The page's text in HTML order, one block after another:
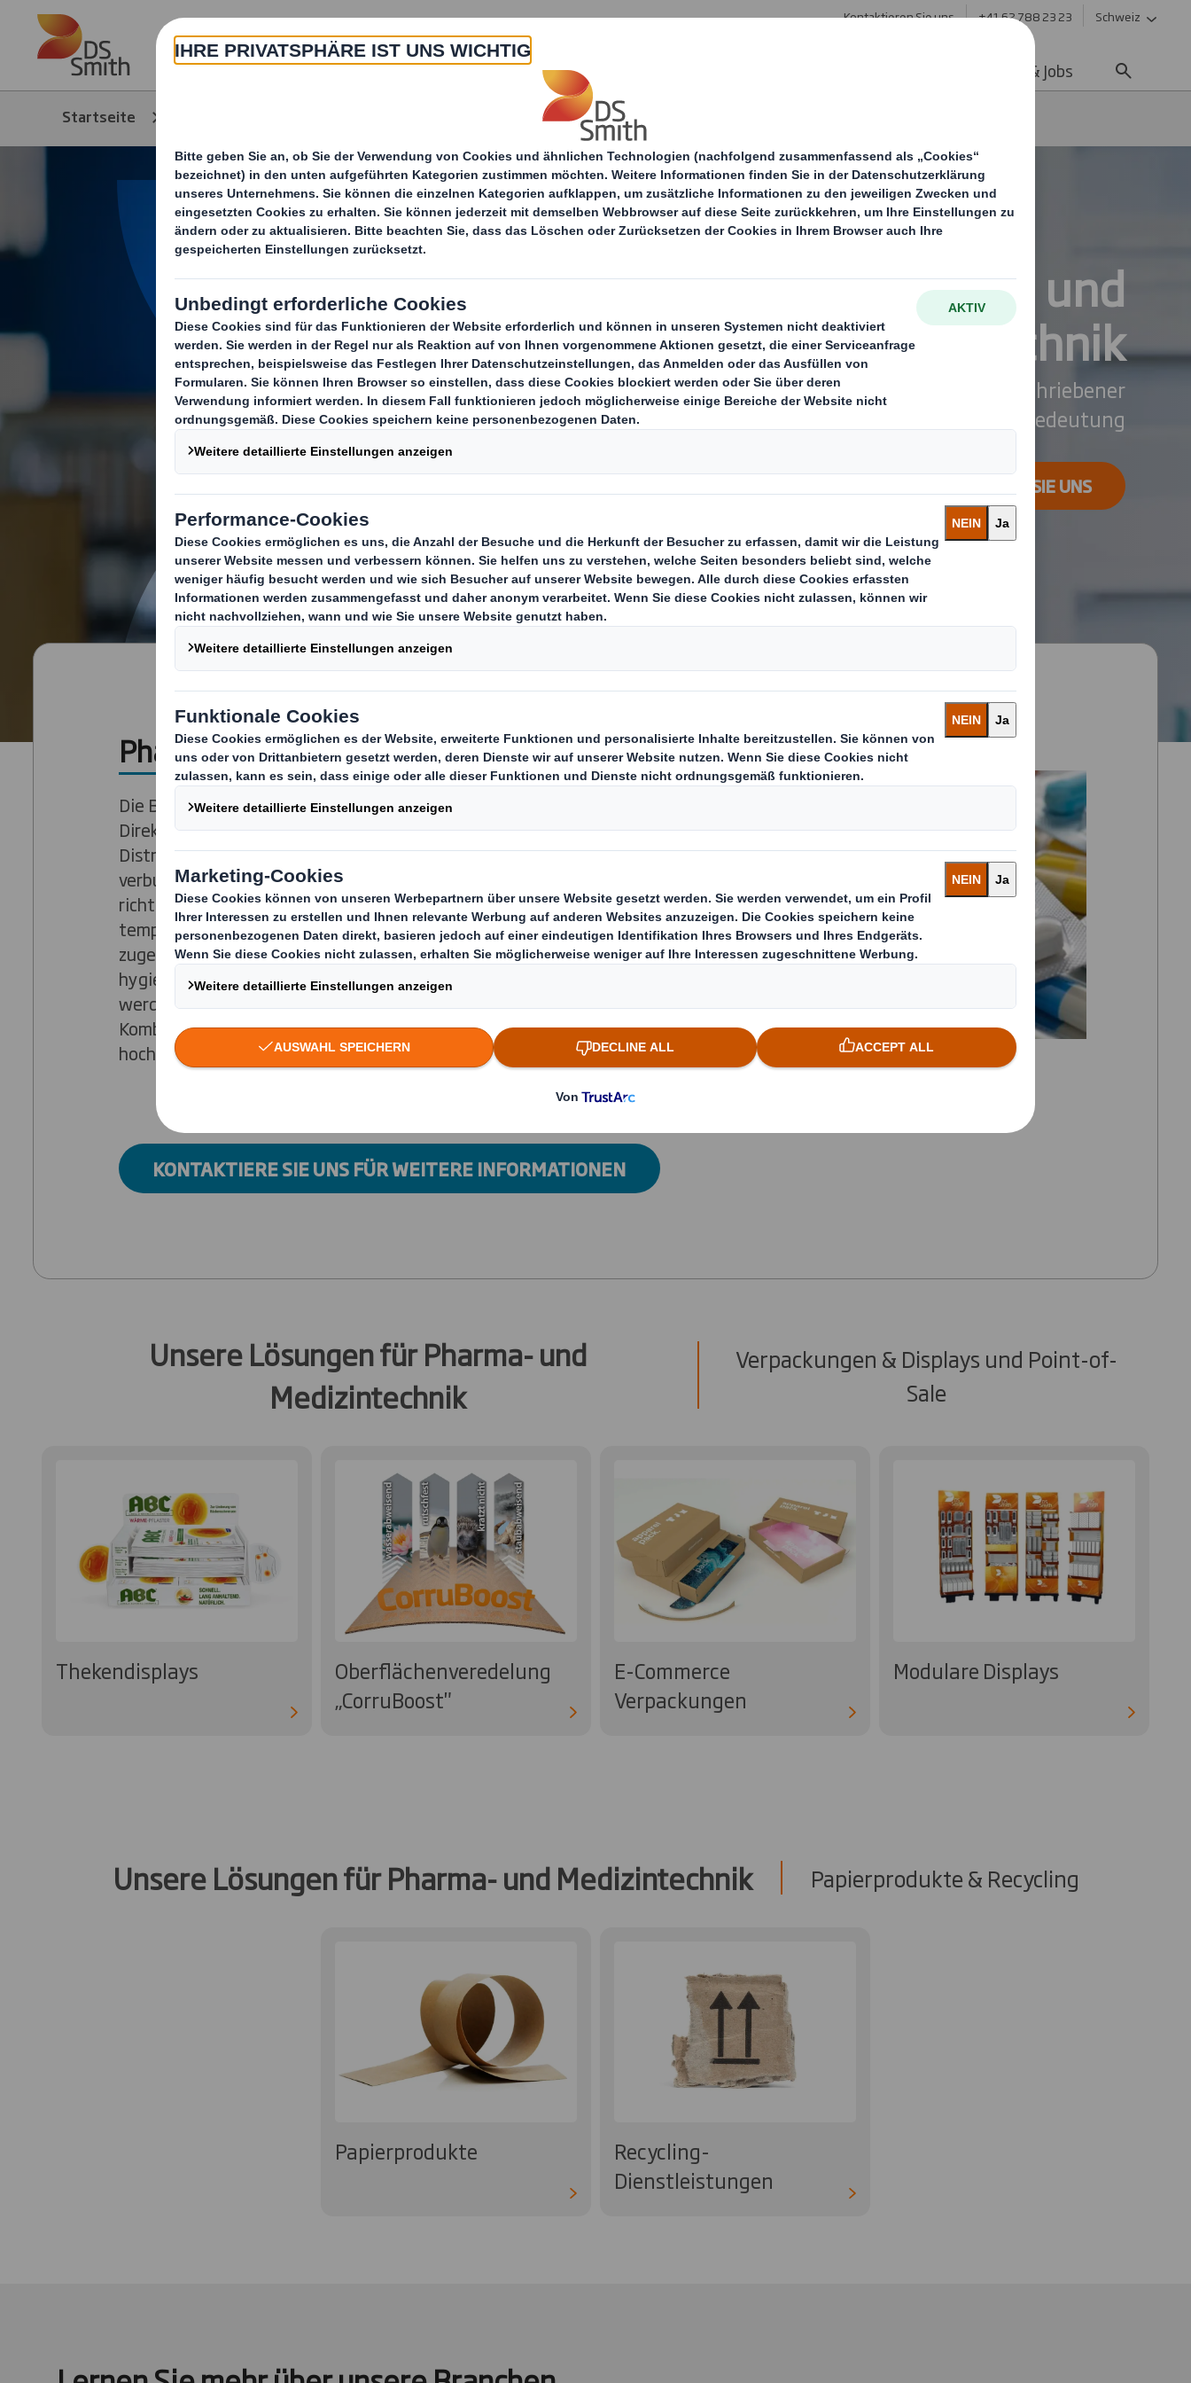
Skip to main content Kontaktieren Sie uns +41 62 788 23 23 Schweiz
Über Uns Produkte & Service Karriere & Jobs
Startseite Pharma- und Medizintechnik
Pharma- und
Medizintechnik
Rückverfolgbarkeit und Einhaltung vorgeschriebener
Standards besitzen höchste Bedeutung
KONTAKTIERE SIE UNS
Pharma- und Medizintechnik
Die Branche erlebt gegenwärtig einen Trend zum
Direktverkauf an Konsumenten. Damit sind neue
Distributionszyklen und ein Produktmarketing
verbunden, das sich direkt an den Endverbraucher
richten muss. Mit unserer Erfahrung bei
temperaturisolierenden Verpackungen können wir
zugelassene Lösungen anbieten, die den
hygienischen Anforderungen der Branche gerecht
werden. Unsere wasserdichten und sterilen
Kombi-Verpackungen eignen sich insbesondere für
hochsensible Produkte.
KONTAKTIERE SIE UNS FÜR WEITERE INFORMATIONEN
Unsere Lösungen für Pharma- und
Medizintechnik
Verpackungen & Displays und Point-of-
Sale
Thekendisplays
Oberflächenveredelung
„CorruBoost"
E-Commerce
Verpackungen
Modulare Displays
Unsere Lösungen für Pharma- und Medizintechnik Papierprodukte & Recycling
Papierprodukte
Recycling-
Dienstleistungen